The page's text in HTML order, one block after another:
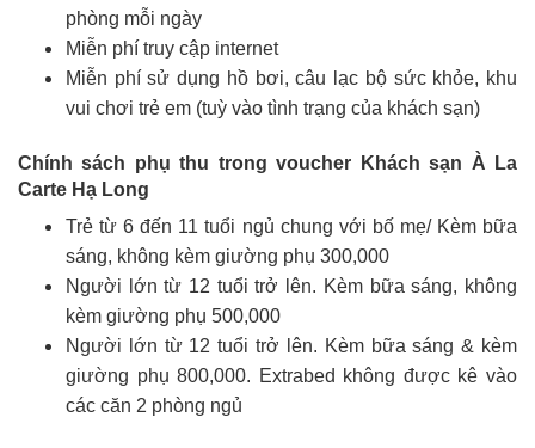
phòng mỗi ngày
Miễn phí truy cập internet
Miễn phí sử dụng hồ bơi, câu lạc bộ sức khỏe, khu
vui chơi trẻ em (tuỳ vào tình trạng của khách sạn)
Chính sách phụ thu trong voucher Khách sạn À La
Carte Hạ Long
Trẻ từ 6 đến 11 tuổi ngủ chung với bố mẹ/ Kèm bữa
sáng, không kèm giường phụ 300,000
Người lớn từ 12 tuổi trở lên. Kèm bữa sáng, không
kèm giường phụ 500,000
Người lớn từ 12 tuổi trở lên. Kèm bữa sáng & kèm
giường phụ 800,000. Extrabed không được kê vào
các căn 2 phòng ngủ